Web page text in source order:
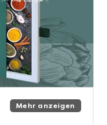
Mehr anzeigen